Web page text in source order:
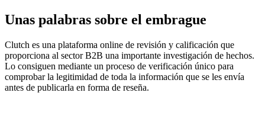
Unas palabras sobre el embrague
Clutch es una plataforma online de revisión y calificación que
proporciona al sector B2B una importante investigación de hechos.
Lo consiguen mediante un proceso de verificación único para
comprobar la legitimidad de toda la información que se les envía
antes de publicarla en forma de reseña.